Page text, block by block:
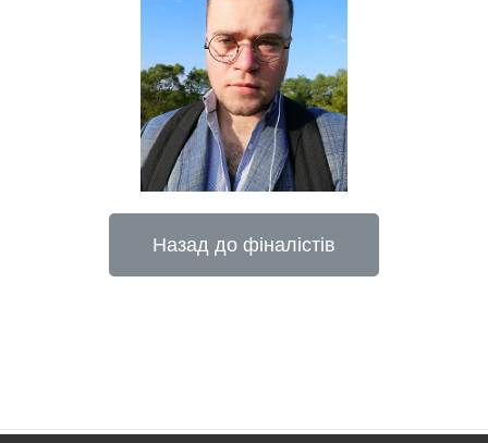
Назад до фіналістів